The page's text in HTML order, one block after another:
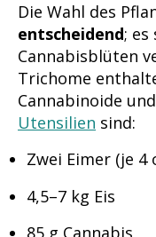
Die Wahl des
entscheidend; es
Cannabisblüten
Trichome
Cannabinoide
Utensilien sind:
Zwei Eimer (je 4
4,5–7 kg Eis
85 g Cannabis